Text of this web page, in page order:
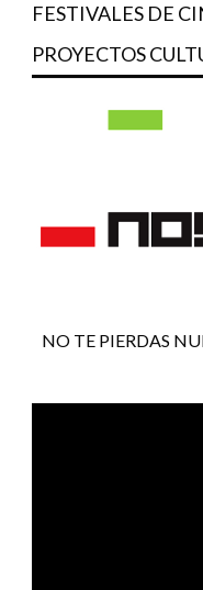
FESTIVALES DE
PROYECTOS
NO TE PIERDAS